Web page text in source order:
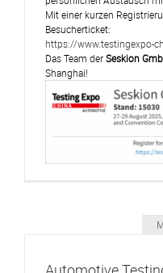
Mit einer kurzen
Besucherticket:
https://www.testingexpo-
Das Team derSeskion
Shanghai!